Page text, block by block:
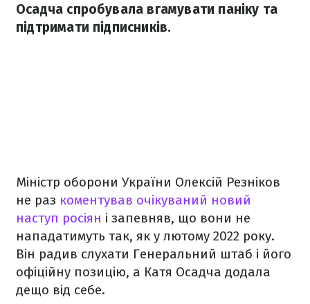
Осадча спробувала вгамувати паніку та
підтримати підписників.
Міністр оборони України Олексій Резніков
не раз коментував очікуваний новий
наступ росіян і запевняв, що вони не
нападатимуть так, як у лютому 2022 року.
Він радив слухати Генеральний штаб і його
офіційну позицію, а Катя Осадча додала
дещо від себе.